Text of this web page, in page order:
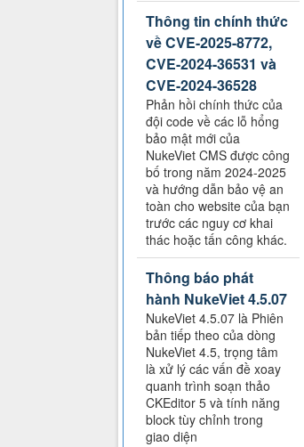
Thông tin chính thức
về CVE-2025-8772,
CVE-2024-36531 và
CVE-2024-36528
Phản hồi chính thức của
đội code về các lỗ hổng
bảo mật mới của
NukeViet CMS được công
bố trong năm 2024-2025
và hướng dẫn bảo vệ an
toàn cho website của bạn
trước các nguy cơ khai
thác hoặc tấn công khác.
Thông báo phát
hành NukeViet 4.5.07
NukeViet 4.5.07 là Phiên
bản tiếp theo của dòng
NukeViet 4.5, trọng tâm
là xử lý các vấn đề xoay
quanh trình soạn thảo
CKEditor 5 và tính năng
block tùy chỉnh trong
giao diện